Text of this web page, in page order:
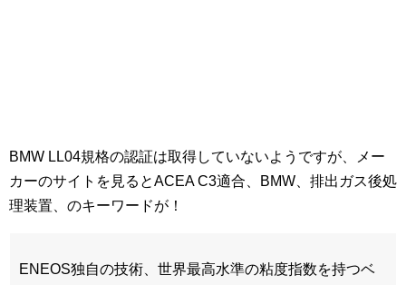
BMW LL04規格の認証は取得していないようですが、メー
カーのサイトを見るとACEA C3適合、BMW、排出ガス後処
理装置、のキーワードが！
ENEOS独自の技術、世界最高水準の粘度指数を持つベ